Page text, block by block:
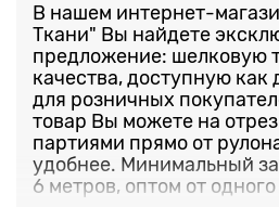
В нашем интернет-
Ткани" Вы найдете
предложение: шелковую
качества, доступную как
для розничных
товар Вы можете на
партиями прямо от
удобнее. Минимальный
6 метров, оптом от